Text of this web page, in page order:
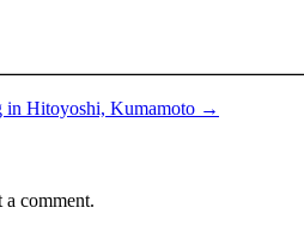
in Hitoyoshi, Kumamoto →
a comment.